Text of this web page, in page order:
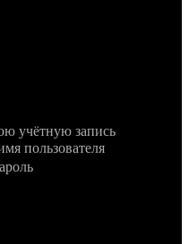
учётную запись
пользователя